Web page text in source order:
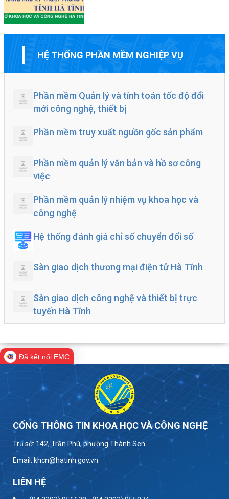
HỆ THỐNG PHẦN MỀM NGHIỆP VỤ
Phần mềm Quản lý và tính toán tốc độ đổi
mới công nghệ, thiết bị
Phần mềm truy xuất nguồn gốc sản phẩm
Phần mềm quản lý văn bản và hồ sơ công
việc
Phần mềm quản lý nhiệm vụ khoa học và
công nghệ
Hệ thống đánh giá chỉ số chuyển đổi số
Sàn giao dịch thương mại điện tử Hà Tĩnh
Sàn giao dịch công nghệ và thiết bị trực
tuyến Hà Tĩnh
Đã kết nối EMC
CỔNG THÔNG TIN KHOA HỌC VÀ CÔNG NGHỆ
Trụ sở: 142, Trần Phú, phường Thành Sen
Email: khcn@hatinh.gov.vn
LIÊN HỆ